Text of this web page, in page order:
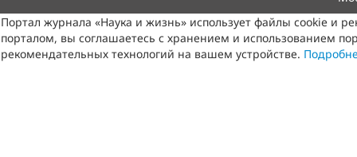
Портал журнала «Наука и жизнь» использует файлы cookie и
порталом, вы соглашаетесь с хранением и использованием
рекомендательных технологий на вашем устройстве.